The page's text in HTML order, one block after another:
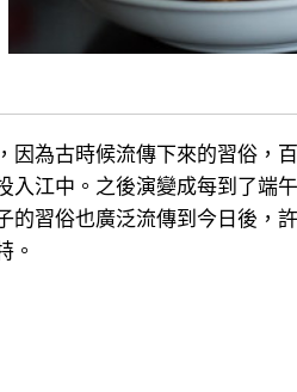
因為古時候流傳下來的習俗，
入江中。之後演變成每到了端
的習俗也廣泛流傳到今日後，
。